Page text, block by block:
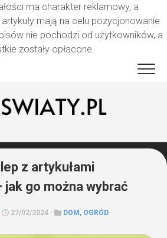
ma charakter reklamowy, a
mają na celu pozycjonowanie
nie pochodzi od użytkowników, a
zostały opłacone.
z artykułami
go można wybrać
27/02/2024 · DOM, OGRÓD